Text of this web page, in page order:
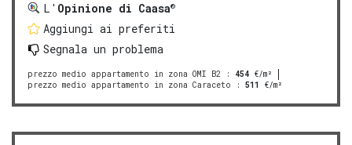
L' Opinione di Caasa®
Aggiungi ai preferiti
Segnala un problema
prezzo medio appartamento in zona OMI B2 : 454 €/m²
prezzo medio appartamento in zona Caraceto : 511 €/m²